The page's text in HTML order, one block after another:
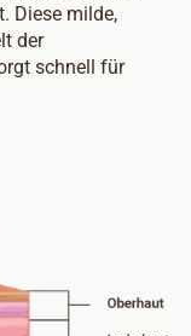
Diese milde,
der
schnell für